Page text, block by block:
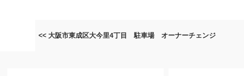
<< 大阪市東成区大今里4丁目 駐車場 オーナーチェンジ